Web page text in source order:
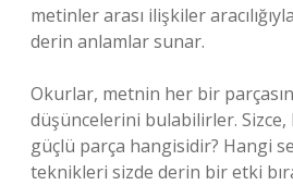
metinler arası ilişkiler
derin anlamlar sunar.
Okurlar, metnin her bir
düşüncelerini bulabilirler.
güçlü parça hangisidir? Hangi
teknikleri sizde derin bir etki